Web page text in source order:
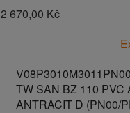
2 670,00 Kč
TW SAN BZ 110 PVC
ANTRACIT D (PN00/